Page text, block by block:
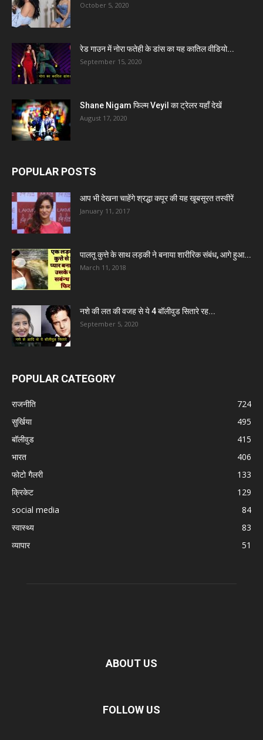
October 5, 2020
रेड गाउन में नोरा फतेही के डांस का यह कातिल वीडियो...
September 15, 2020
Shane Nigam फिल्म Veyil का ट्रेलर यहाँ देखें
August 17, 2020
POPULAR POSTS
आप भी देखना चाहेंगे श्रद्धा कपूर की यह खूबसूरत तस्वीरें
January 11, 2017
पालतू कुत्ते के साथ लड़की ने बनाया शारीरिक संबंध, आगे हुआ...
March 11, 2018
नशे की लत की वजह से ये 4 बॉलीवुड सितारे रह...
September 5, 2020
POPULAR CATEGORY
राजनीति
724
सुर्खिया
495
बॉलीवुड
415
भारत
406
फोटो गैलरी
133
क्रिकेट
129
social media
84
स्वास्थ्य
83
व्यापार
51
ABOUT US
FOLLOW US